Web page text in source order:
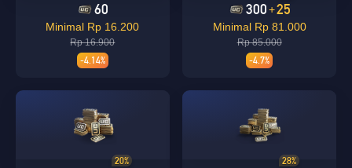
Loading...
60
Minimal Rp 16.200
Rp 16.900
-4.14%
300+25
Minimal Rp 81.000
Rp 85.000
-4.7%
20% 28%